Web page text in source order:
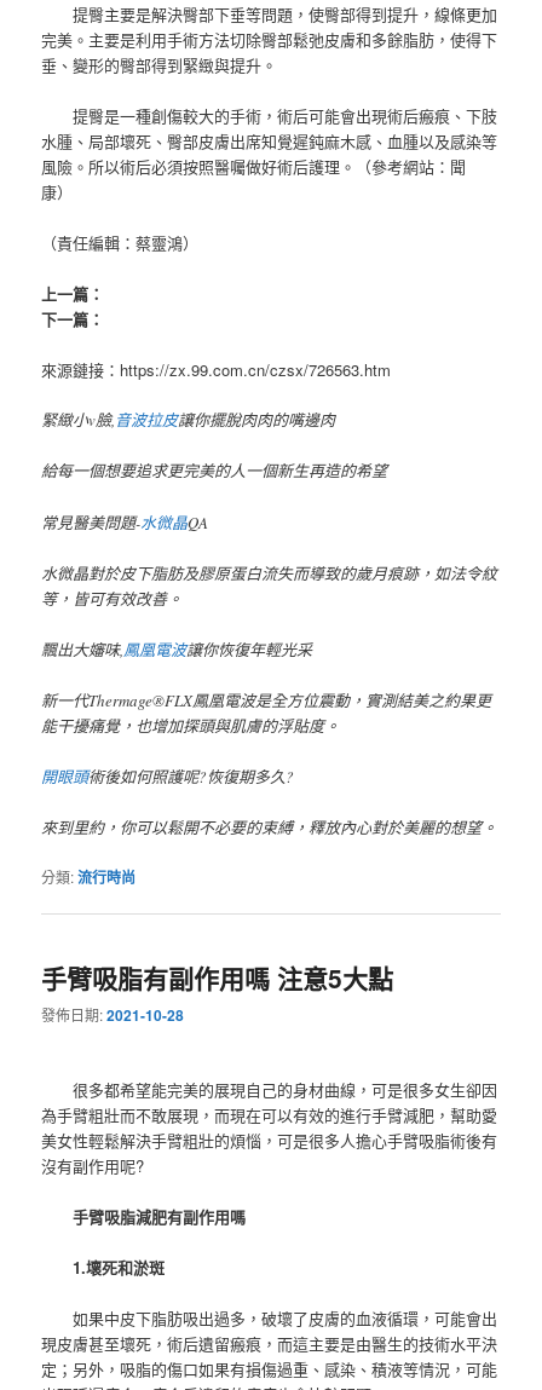
提臀主要是解決臀部下垂等問題，使臀部得到提升，線條更加
完美。主要是利用手術方法切除臀部鬆弛皮膚和多餘脂肪，使得下
垂、變形的臀部得到緊緻與提升。
提臀是一種創傷較大的手術，術后可能會出現術后瘢痕、下肢
水腫、局部壞死、臀部皮膚出席知覺遲鈍麻木感、血腫以及感染等
風險。所以術后必須按照醫囑做好術后護理。（參考網站：聞
康）
（責任編輯：蔡靈鴻）
上一篇：
下一篇：
來源鏈接：https://zx.99.com.cn/czsx/726563.htm
緊緻小v臉,音波拉皮讓你擺脫肉肉的嘴邊肉
給每一個想要追求更完美的人一個新生再造的希望
常見醫美問題-水微晶QA
水微晶對於皮下脂肪及膠原蛋白流失而導致的歲月痕跡，如法令紋
等，皆可有效改善。
飄出大嬸味,鳳凰電波讓你恢復年輕光采
新一代Thermage®FLX鳳凰電波是全方位震動，實測結美之約果更
能干擾痛覺，也增加探頭與肌膚的浮貼度。
開眼頭術後如何照護呢?恢復期多久?
來到里約，你可以鬆開不必要的束縛，釋放內心對於美麗的想望。
分類:流行時尚
手臂吸脂有副作用嗎 注意5大點
發佈日期:2021-10-28
很多都希望能完美的展現自己的身材曲線，可是很多女生卻因
為手臂粗壯而不敢展現，而現在可以有效的進行手臂減肥，幫助愛
美女性輕鬆解決手臂粗壯的煩惱，可是很多人擔心手臂吸脂術後有
沒有副作用呢?
手臂吸脂減肥有副作用嗎
1.壞死和淤斑
如果中皮下脂肪吸出過多，破壞了皮膚的血液循環，可能會出
現皮膚甚至壞死，術后遺留瘢痕，而這主要是由醫生的技術水平決
定；另外，吸脂的傷口如果有損傷過重、感染、積液等情況，可能